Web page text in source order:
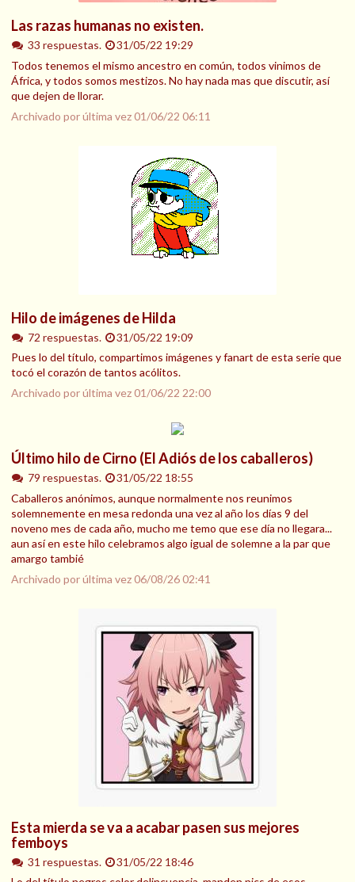
Las razas humanas no existen.
33 respuestas.
31/05/22 19:29
Todos tenemos el mismo ancestro en común, todos vinimos de
África, y todos somos mestizos. No hay nada mas que discutir, así
que dejen de llorar.
Archivado por última vez01/06/22 06:11
Hilo de imágenes de Hilda
72 respuestas.
31/05/22 19:09
Pues lo del título, compartimos imágenes y fanart de esta serie que
tocó el corazón de tantos acólitos.
Archivado por última vez01/06/22 22:00
Último hilo de Cirno (El Adiós de los caballeros)
79 respuestas.
31/05/22 18:55
Caballeros anónimos, aunque normalmente nos reunimos
solemnemente en mesa redonda una vez al año los días 9 del
noveno mes de cada año, mucho me temo que ese día no llegara...
aun así en este hilo celebramos algo igual de solemne a la par que
amargo tambié
Archivado por última vez06/08/26 02:41
Esta mierda se va a acabar pasen sus mejores
femboys
31 respuestas.
31/05/22 18:46